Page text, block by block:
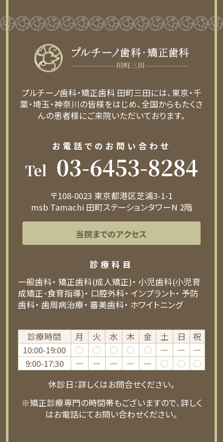
プルチーノ歯科・矯正歯科 田町三田には、東京・千
葉・埼玉・神奈川の皆様をはじめ、全国からもたくさ
んの患者様にご来院いただいております。
お電話でのお問い合わせ
Tel 03-6453-8284
〒108-0023 東京都港区芝浦3-1-1
msb Tamachi 田町ステーションタワーN 2階
当院までのアクセス
診療科目
一般歯科 矯正歯科(成人矯正) 小児歯科(小児育
成矯正･食育指導)
口腔外科 インプラント
予防
歯科 歯周病治療 審美歯科 ホワイトニング
診療時間 月 火 水 木 金 土 日
祝
10:00-19:00
○ ○ ○ ○ ○ ー ー
ー
9:00-17:30
ー ー ー ー ー ○ ○
○
休診日：詳しくはお問合せください。
※矯正診療専門の時間帯もございますので、詳しく
はお電話にてお問い合わせください。